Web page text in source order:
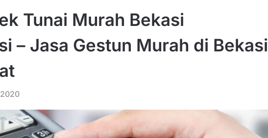
Tunai Murah Bekasi
– Jasa Gestun Murah di Bekasi